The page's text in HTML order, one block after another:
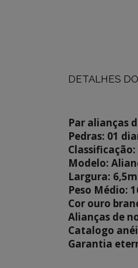
DETALHES
Par alianças
Pedras: 01
Classificação:
Modelo:
Largura:
Peso Médio:
Cor ouro
Alianças de
Catalogo
Garantia